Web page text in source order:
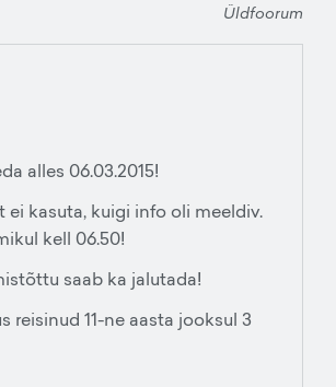
Üldfoorum
alles 06.03.2015!
kasuta, kuigi info oli meeldiv.
kell 06.50!
saab ka jalutada!
reisinud 11-ne aasta jooksul 3